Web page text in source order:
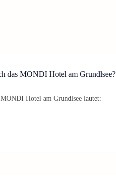
das MONDI Hotel am Grundlsee?
Hotel am Grundlsee lautet: